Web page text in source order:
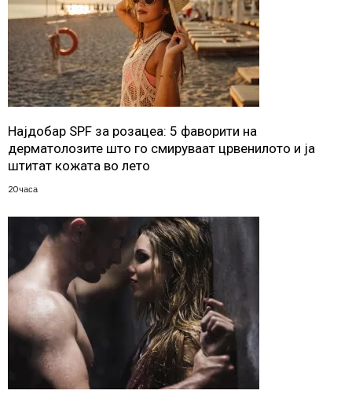
Најдобар SPF за розацеа: 5 фаворити на
дерматолозите што го смируваат црвенилото и ја
штитат кожата во лето
20 часа